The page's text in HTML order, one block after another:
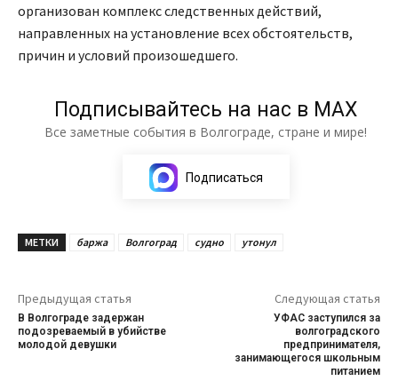
организован комплекс следственных действий,
направленных на установление всех обстоятельств,
причин и условий произошедшего.
Подписывайтесь на нас в МАХ
Все заметные события в Волгограде, стране и мире!
Подписаться
МЕТКИ баржа Волгоград судно утонул
Предыдущая статья
В Волгограде задержан
подозреваемый в убийстве
молодой девушки
Следующая статья
УФАС заступился за
волгоградского
предпринимателя,
занимающегося школьным
питанием